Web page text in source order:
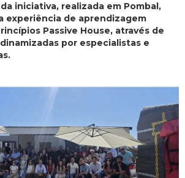
iniciativa, realizada em Pombal,
experiência de aprendizagem
Passive House, através de
por especialistas e